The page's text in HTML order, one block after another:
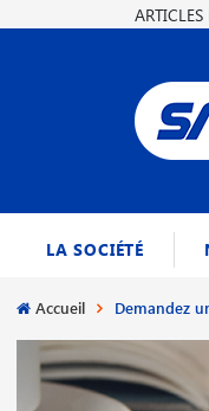
LA SOCIÉTÉ
Accueil Demandez